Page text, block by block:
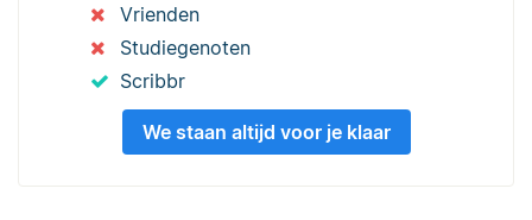
Vrienden
Studiegenoten
Scribbr
We staan altijd voor je klaar